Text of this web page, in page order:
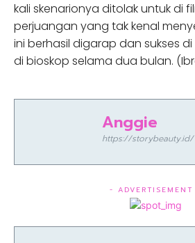
kali skenarionya ditolak untuk di
perjuangan yang tak kenal
ini berhasil digarap dan sukses
di bioskop selama dua bulan.
Anggie
https://storybeauty.id/
-